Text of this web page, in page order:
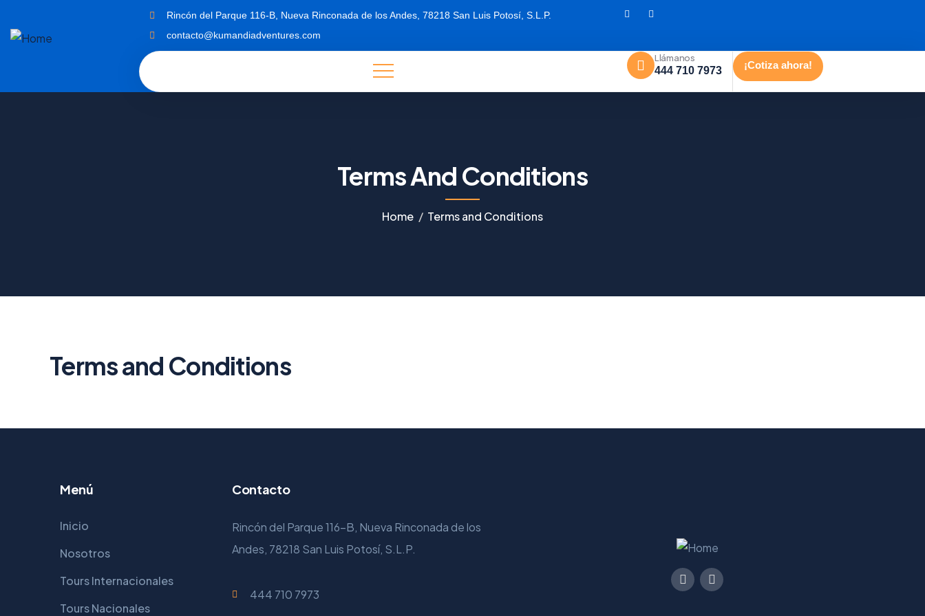
Rincón del Parque 116-B, Nueva Rinconada de los Andes, 78218 San Luis Potosí, S.L.P.
contacto@kumandiadventures.com
Llámanos
444 710 7973 ¡Cotiza ahora!
Terms And Conditions
Home Terms and Conditions
Terms and Conditions
Menú
Inicio
Nosotros
Tours Internacionales
Tours Nacionales
Contacto
Rincón del Parque 116-B, Nueva Rinconada de los
Andes, 78218 San Luis Potosí, S.L.P.
444 710 7973